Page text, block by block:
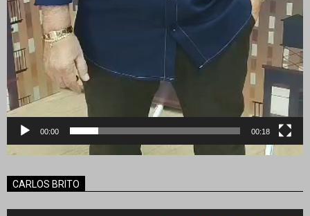
00:00 00:18
CARLOS BRITO